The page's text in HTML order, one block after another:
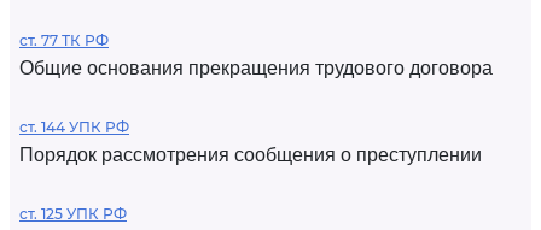
ст. 77 ТК РФ
Общие основания прекращения трудового договора
ст. 144 УПК РФ
Порядок рассмотрения сообщения о преступлении
ст. 125 УПК РФ